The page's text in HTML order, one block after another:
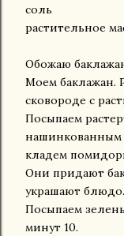
соль
растительное
Обожаю
Моем баклажан.
сковороде с
Посыпаем
нашинкованным
кладем
Они придают
украшают
Посыпаем
минут 10.